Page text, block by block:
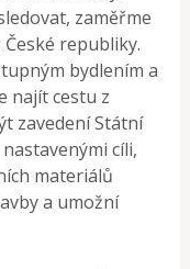
zaměřme
republiky.
bydlením a
najít cestu z
zavedení Státní
cíli,
materiálů
a umožní